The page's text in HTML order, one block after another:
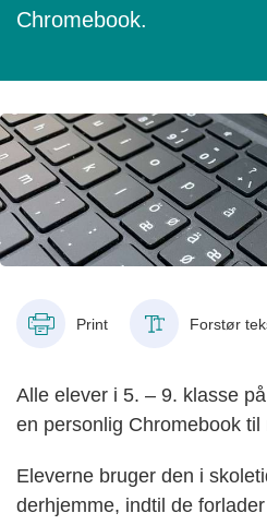
Chromebook.
Print Forstør
Alle elever i 5. – 9. klasse
en personlig Chromebook til
Eleverne bruger den i
derhjemme, indtil de